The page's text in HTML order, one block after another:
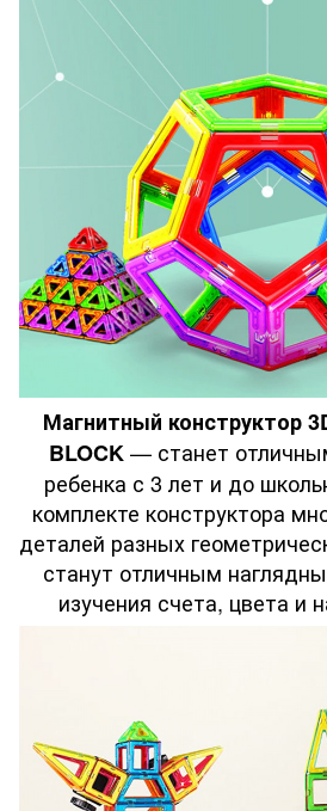
Магнитный конструктор
BLOCK— станет
ребенка с 3 лет и до
комплекте конструктора
деталей разных
станут отличным
изучения счета, цвета и